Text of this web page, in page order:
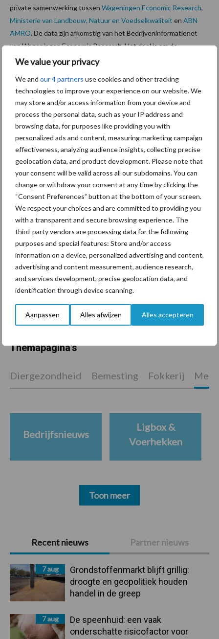
We value your privacy
We and our 4 partners use cookies and other tracking
technologies to improve your experience on our website. We
may store and/or access information from your device and
process the personal data, such as your IP address and
browsing data, for purposes like providing you with
personalized ads and content, measuring marketing campaign
effectiveness, analyzing audience insights, collecting precise
geolocation data, and product development. Please note that
your consent will be valid across all our subdomains. You can
change or withdraw your consent at any time by clicking the
“Consent Preferences” button at the bottom of your screen.
We respect your choices and are committed to providing you
with a transparent and secure browsing experience. The
third-party vendors are processing data for the following
purposes and special features: Store and/or access
information on a device, personalized advertising and content,
advertising and content measurement, audience research,
and services development, precise geolocation data, and
identification through device scanning.
Aanpassen Alles afwijzen Alles accepteren
private samenwerking tussen Wageningen Economic Research,
Ministerie van Landbouw, Natuur en Voedselkwaliteit en ABN
AMRO. De data zijn afkomstig van het Bedrijveninformatienet
van Wageningen Economic Research. Het doel is om de
verkregen inzichten te delen en ondernemers te ondersteunen
Bron:ABN AMRO – Insights
Primaire
Sidebar
Recent nieuws Partner nieuws
7 aug
Grondstoffenmarkt blijft grillig:
droogte en geopolitiek houden
handel in de greep
7 aug
De speenhuid: een vaak
onderschatte risicofactor voor
Aanbevolen voor jou!
Grondstoffenmarkt blijft
grillig: droogte en
geopolitiek houden handel
in de greep
De speenhuid: een vaak
onderschatte risicofactor
voor mastitis
ForFarmers ziet volume en
marktaandeel groeien in
krimpende Nederlandse
markt
Themapagina's
Diergezondheid Bemesting Fokkerij
Bedrijfsnieuws
Ligbox &
Voerhekken
Toon meer